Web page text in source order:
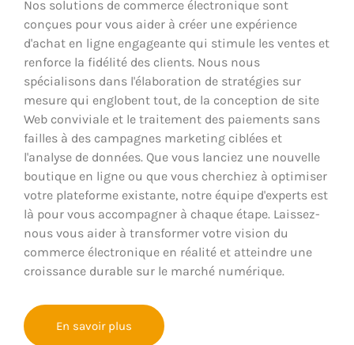
Nos solutions de commerce électronique sont
conçues pour vous aider à créer une expérience
d'achat en ligne engageante qui stimule les ventes et
renforce la fidélité des clients. Nous nous
spécialisons dans l'élaboration de stratégies sur
mesure qui englobent tout, de la conception de site
Web conviviale et le traitement des paiements sans
failles à des campagnes marketing ciblées et
l'analyse de données. Que vous lanciez une nouvelle
boutique en ligne ou que vous cherchiez à optimiser
votre plateforme existante, notre équipe d'experts est
là pour vous accompagner à chaque étape. Laissez-
nous vous aider à transformer votre vision du
commerce électronique en réalité et atteindre une
croissance durable sur le marché numérique.
En savoir plus